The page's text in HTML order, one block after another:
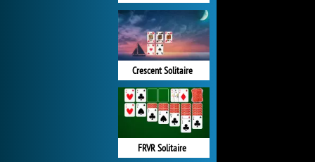
Crescent Solitaire
FRVR Solitaire